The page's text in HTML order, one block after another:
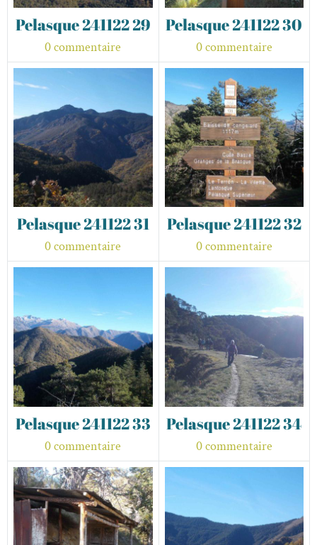
Pelasque 241122 29
0 commentaire
Pelasque 241122 30
0 commentaire
Pelasque 241122 31
0 commentaire
Pelasque 241122 32
0 commentaire
Pelasque 241122 33
0 commentaire
Pelasque 241122 34
0 commentaire